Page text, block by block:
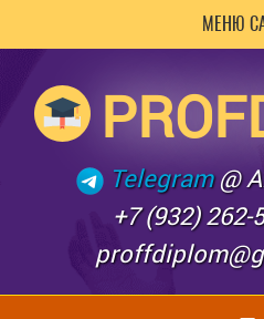
МЕНЮ
Telegram @
+7 (932) 262-